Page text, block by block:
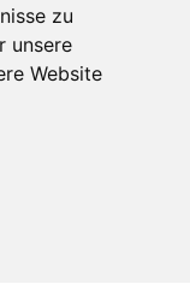
zu
unsere
Website